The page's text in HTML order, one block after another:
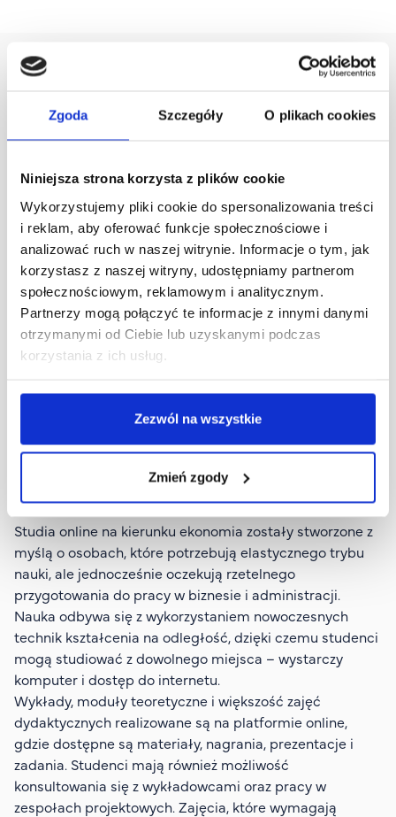
Zgoda Szczegóły O plikach cookies
Niniejsza strona korzysta z plików cookie
Wykorzystujemy pliki cookie do spersonalizowania treści
i reklam, aby oferować funkcje społecznościowe i
analizować ruch w naszej witrynie. Informacje o tym, jak
korzystasz z naszej witryny, udostępniamy partnerom
społecznościowym, reklamowym i analitycznym.
Partnerzy mogą połączyć te informacje z innymi danymi
otrzymanymi od Ciebie lub uzyskanymi podczas
korzystania z ich usług.
Zezwól na wszystkie
Zmień zgody
Perspektywy zatrudnienia
w wielu sektorach gospodarki. Absolwenci są
publiczne, które potrzebują specjalistycznej wiedzy z
zakresu zarządzania finansami i analiz ekonomicznych.
Studia dają również solidną podstawę do uruchomienia
własnej działalności gospodarczej lub kontynuowania
kształcenia na studiach II stopnia czy studiach
podyplomowych.
Ekonomia to kierunek dający uniwersalne, praktyczne
kompetencje i zapewniający stabilne perspektywy
zarówno w Polsce, jak i poza granicami kraju.
Jak wyglądają studia z ekonomii w
formule hybrydowej?
Studia online na kierunku ekonomia zostały stworzone z
myślą o osobach, które potrzebują elastycznego trybu
nauki, ale jednocześnie oczekują rzetelnego
przygotowania do pracy w biznesie i administracji.
Nauka odbywa się z wykorzystaniem nowoczesnych
technik kształcenia na odległość, dzięki czemu studenci
mogą studiować z dowolnego miejsca – wystarczy
komputer i dostęp do internetu.
Wykłady, moduły teoretyczne i większość zajęć
dydaktycznych realizowane są na platformie online,
gdzie dostępne są materiały, nagrania, prezentacje i
zadania. Studenci mają również możliwość
konsultowania się z wykładowcami oraz pracy w
zespołach projektowych. Zajęcia, które wymagają